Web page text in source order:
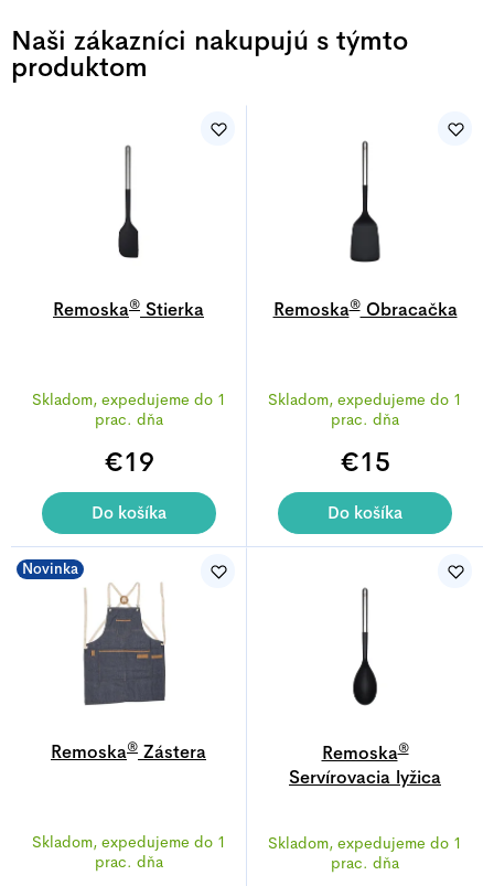
Naši zákazníci nakupujú s týmto
produktom
Remoska® Stierka
Skladom, expedujeme do 1
prac. dňa
€19
Do košíka
Remoska®Obracačka
hodnotenie
produktu
je
z
5
hviezdičiek.
Skladom, expedujeme do 1
prac. dňa
€15
Do košíka
Novinka
Remoska® Zástera
Skladom, expedujeme do 1
prac. dňa
Remoska®
Servírovacia lyžica
Skladom, expedujeme do 1
prac. dňa